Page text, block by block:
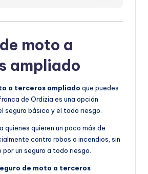
moto a
ampliado
a terceros ampliado que puedes
de Ordizia es una opción
seguro básico y el todo riesgo.
quienes quieren un poco más de
contra robos o incendios, sin
un seguro a todo riesgo.
de moto a terceros